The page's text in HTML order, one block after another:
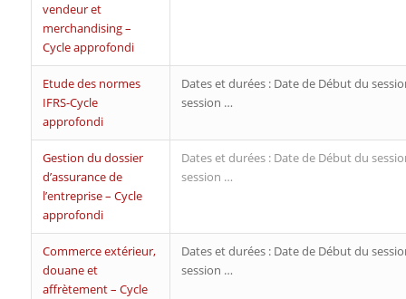
vendeur et
merchandising –
Cycle approfondi
Etude des normes
IFRS-Cycle
approfondi
Dates et durées : Date de Début du
session …
Gestion du dossier
d’assurance de
l’entreprise – Cycle
approfondi
Dates et durées : Date de Début du
session …
Commerce extérieur,
douane et
affrètement – Cycle
Dates et durées : Date de Début du
session …